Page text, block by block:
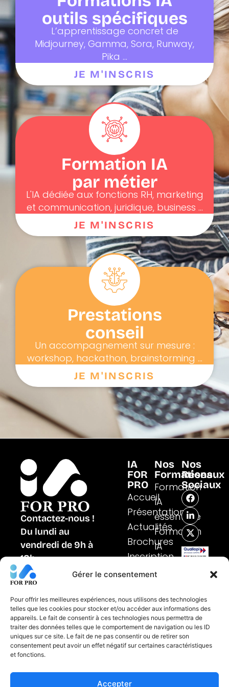
Gérer le consentement
Pour offrir les meilleures expériences, nous utilisons des technologies
telles que les cookies pour stocker et/ou accéder aux informations des
appareils. Le fait de consentir à ces technologies nous permettra de
traiter des données telles que le comportement de navigation ou les ID
uniques sur ce site. Le fait de ne pas consentir ou de retirer son
consentement peut avoir un effet négatif sur certaines caractéristiques
et fonctions.
Accepter
outils spécifiques
L’apprentissage concret de
Midjourney, Gamma, Sora, Runway,
Pika ...
JE M'INSCRIS
Formation IA
par métier
L'IA dédiée aux fonctions RH, marketing
et communication, juridique, business ...
JE M'INSCRIS
Prestations
conseil
Un accompagnement sur mesure :
workshop, hackathon, brainstorming ...
JE M'INSCRIS
Contactez-nous !
Du lundi au
vendredi de 9h à
18h
01 48 97 23 66
CONTACT
IA
FOR
PRO
Accueil
Présentation
Actualités
Brochures
Inscription
Nos
Formations
Formation
IA
essentielle
Formation
IA
spécifiques
Formation
Nos
Réseaux
Sociaux
F
a
c
e
b
o
o
k
L
i
n
k
e
d
i
n
X
-
t
w
i
t
t
e
Certifié
catégorie
des
actions
de
formation
CGV